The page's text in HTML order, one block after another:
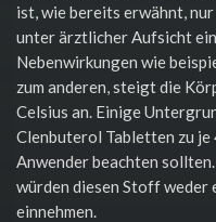
ist, wie bereits erwähnt,
unter ärztlicher Aufsicht
Nebenwirkungen wie
zum anderen, steigt die
Celsius an. Einige
Clenbuterol Tabletten zu je
Anwender beachten
würden diesen Stoff weder
einnehmen.